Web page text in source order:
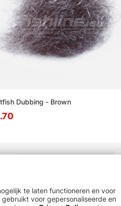
Dubbing - Brown
te laten functioneren en voor
voor gepersonaliseerde en